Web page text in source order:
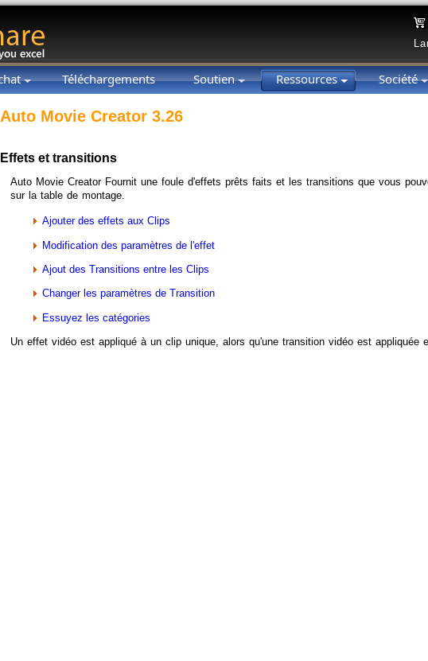
Téléchargements Soutien Ressources Société
Auto Movie Creator 3.26
Effets et transitions
Auto Movie Creator Fournit une foule d'effets prêts faits et les transitions que vous
sur la table de montage.
Ajouter des effets aux Clips
Modification des paramètres de l'effet
Ajout des Transitions entre les Clips
Changer les paramètres de Transition
Essuyez les catégories
Un effet vidéo est appliqué à un clip unique, alors qu'une transition vidéo est appliquée